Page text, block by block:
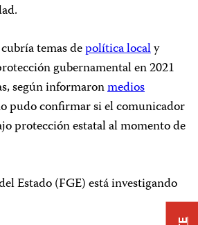
temas depolítica localy
gubernamental en 2021
según informaronmedios
pudo confirmar si el comunicador
protección estatal al momento de
Estado (FGE) está investigando